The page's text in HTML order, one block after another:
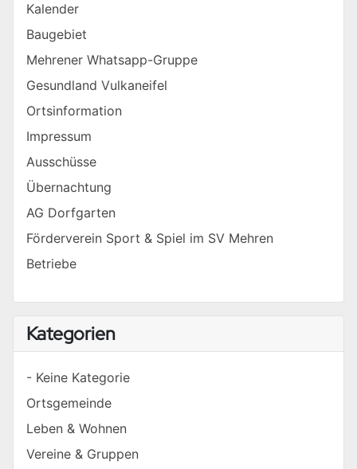
Kalender
Baugebiet
Mehrener Whatsapp-Gruppe
Gesundland Vulkaneifel
Ortsinformation
Impressum
Ausschüsse
Übernachtung
AG Dorfgarten
Förderverein Sport & Spiel im SV Mehren
Betriebe
Kategorien
- Keine Kategorie
Ortsgemeinde
Leben & Wohnen
Vereine & Gruppen